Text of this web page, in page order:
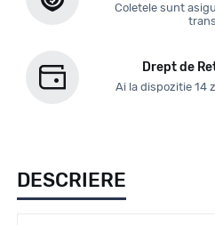
Coletele sunt
Drept de
Ai la dispozitie 14
DESCRIERE